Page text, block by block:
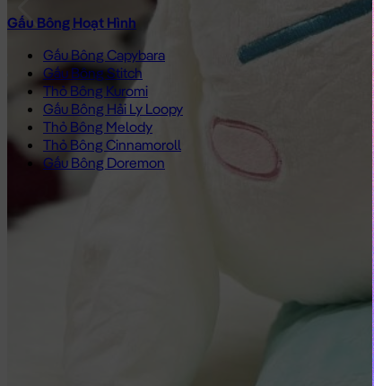
Gấu Bông Hoạt Hình
Gấu Bông Capybara
Gấu Bông Stitch
Thỏ Bông Kuromi
Gấu Bông Hải Ly Loopy
Thỏ Bông Melody
Thỏ Bông Cinnamoroll
Gấu Bông Doremon